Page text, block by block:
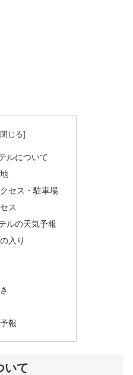
ルについて
セス・駐車場
ス
ルの天気予報
入り
報
いて